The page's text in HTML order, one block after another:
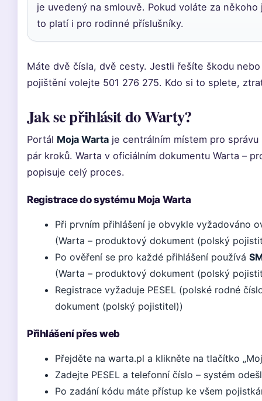
je uvedený na smlouvě. Pokud voláte za
to platí i pro rodinné příslušníky.
Máte dvě čísla, dvě cesty. Jestli řešíte škodu
pojištění volejte 501 276 275. Kdo si to splete,
Jak se přihlásit do Warty?
Portál Moja Warta je centrálním místem pro
pár kroků. Warta v oficiálním dokumentu Warta –
popisuje celý proces.
Registrace do systému Moja Warta
Při prvním přihlášení je obvykle vyžadováno
(Warta – produktový dokument (polský
Po ověření se pro každé přihlášení používá
(Warta – produktový dokument (polský
Registrace vyžaduje PESEL (polské rodné
dokument (polský pojistitel))
Přihlášení přes web
Přejděte na warta.pl a klikněte na tlačítko
Zadejte PESEL a telefonní číslo – systém
Po zadání kódu máte přístup ke všem